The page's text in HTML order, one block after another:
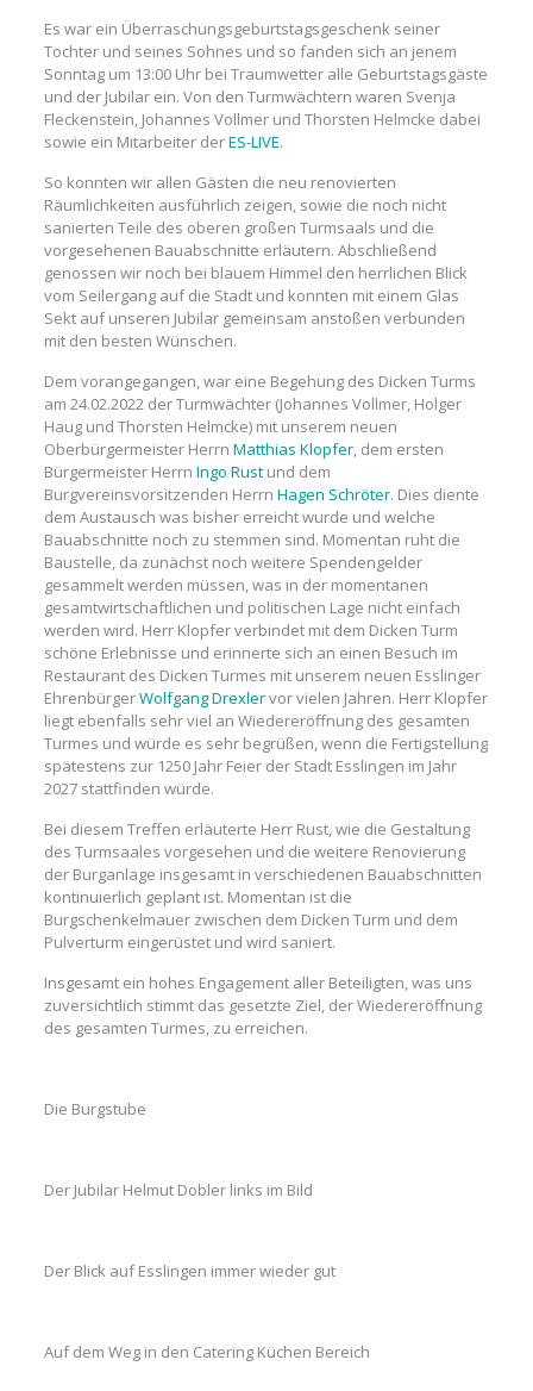
Es war ein Überraschungsgeburtstagsgeschenk seiner
Tochter und seines Sohnes und so fanden sich an jenem
Sonntag um 13:00 Uhr bei Traumwetter alle Geburtstagsgäste
und der Jubilar ein. Von den Turmwächtern waren Svenja
Fleckenstein, Johannes Vollmer und Thorsten Helmcke dabei
sowie ein Mitarbeiter derES-LIVE.
So konnten wir allen Gästen die neu renovierten
Räumlichkeiten ausführlich zeigen, sowie die noch nicht
sanierten Teile des oberen großen Turmsaals und die
vorgesehenen Bauabschnitte erläutern. Abschließend
genossen wir noch bei blauem Himmel den herrlichen Blick
vom Seilergang auf die Stadt und konnten mit einem Glas
Sekt auf unseren Jubilar gemeinsam anstoßen verbunden
mit den besten Wünschen.
Dem vorangegangen, war eine Begehung des Dicken Turms
am 24.02.2022 der Turmwächter (Johannes Vollmer, Holger
Haug und Thorsten Helmcke) mit unserem neuen
Oberbürgermeister Herrn Matthias Klopfer, dem ersten
Bürgermeister Herrn Ingo Rustund dem
Burgvereinsvorsitzenden Herrn Hagen Schröter. Dies diente
dem Austausch was bisher erreicht wurde und welche
Bauabschnitte noch zu stemmen sind. Momentan ruht die
Baustelle, da zunächst noch weitere Spendengelder
gesammelt werden müssen, was in der momentanen
gesamtwirtschaftlichen und politischen Lage nicht einfach
werden wird. Herr Klopfer verbindet mit dem Dicken Turm
schöne Erlebnisse und erinnerte sich an einen Besuch im
Restaurant des Dicken Turmes mit unserem neuen Esslinger
EhrenbürgerWolfgang Drexlervor vielen Jahren. Herr Klopfer
liegt ebenfalls sehr viel an Wiedereröffnung des gesamten
Turmes und würde es sehr begrüßen, wenn die Fertigstellung
spätestens zur 1250 Jahr Feier der Stadt Esslingen im Jahr
2027 stattfinden würde.
Bei diesem Treffen erläuterte Herr Rust, wie die Gestaltung
des Turmsaales vorgesehen und die weitere Renovierung
der Burganlage insgesamt in verschiedenen Bauabschnitten
kontinuierlich geplant ist. Momentan ist die
Burgschenkelmauer zwischen dem Dicken Turm und dem
Pulverturm eingerüstet und wird saniert.
Insgesamt ein hohes Engagement aller Beteiligten, was uns
zuversichtlich stimmt das gesetzte Ziel, der Wiedereröffnung
des gesamten Turmes, zu erreichen.
Die Burgstube
Der Jubilar Helmut Dobler links im Bild
Der Blick auf Esslingen immer wieder gut
Auf dem Weg in den Catering Küchen Bereich